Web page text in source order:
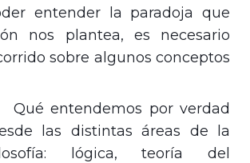
entender la paradoja que
nos plantea, es necesario
sobre algunos conceptos
Qué entendemos por verdad
las distintas áreas de la
lógica, teoría del